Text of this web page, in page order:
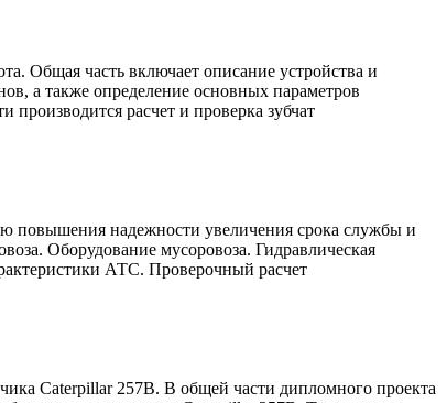
Общая часть включает описание устройства и
а также определение основных параметров
расчет и проверка зубчат
повышения надежности увеличения срока службы и
Оборудование мусоровоза. Гидравлическая
АТС. Проверочный расчет
Caterpillar 257B. В общей части дипломного проекта